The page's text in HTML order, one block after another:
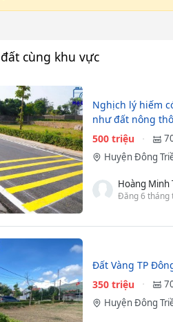
cùng khu vực
Nghịch lý hiếm
như đất nông
500 triệu
Huyện Đông
Hoàng Minh
Đăng 6 tháng
Đất Vàng TP
350 triệu
Huyện Đông